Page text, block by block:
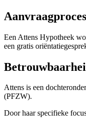
Aanvraagproces
Een Attens Hypotheek
een gratis
Attens is een
(PFZW).
Door haar specifieke